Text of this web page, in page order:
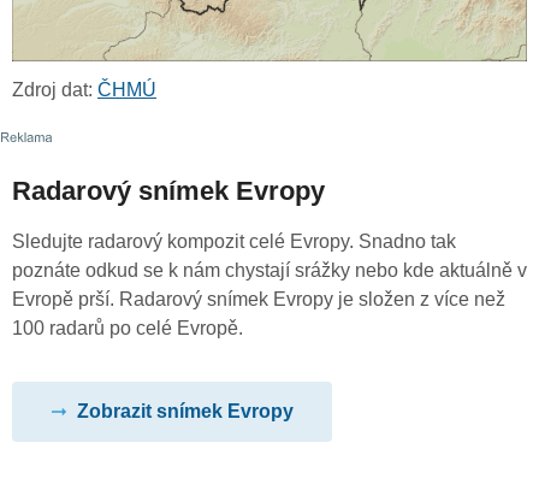
Zdroj dat: ČHMÚ
Radarový snímek Evropy
Sledujte radarový kompozit celé Evropy. Snadno tak
poznáte odkud se k nám chystají srážky nebo kde aktuálně v
Evropě prší. Radarový snímek Evropy je složen z více než
100 radarů po celé Evropě.
Zobrazit snímek Evropy